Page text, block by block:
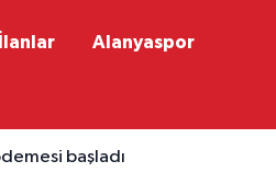
İlanlar Alanyaspor
başladı